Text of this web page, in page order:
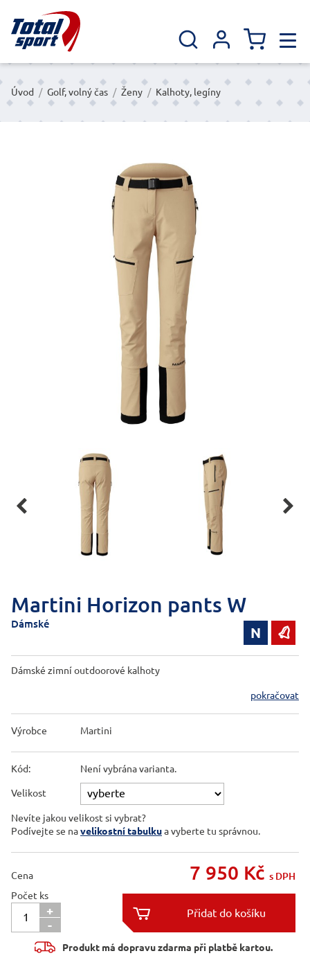
Úvod / Golf, volný čas / Ženy / Kalhoty, legíny
 
Martini Horizon pants W
N 
Dámské
Dámské zimní outdoorové kalhoty
pokračovat
Výrobce Martini
Kód: Není vybrána varianta.
Velikost
Nevíte jakou velikost si vybrat?
Podívejte se navelikostní tabulkua vyberte tu správnou.
Cena 7 950 Kč s DPH
Počet ks
+
-


Produkt má dopravu zdarma při platbě kartou.